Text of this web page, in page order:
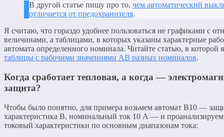
В другой статье пишу про то, чем автоматический
отличается от предохранителя.
Я считаю, что гораздо удобнее пользоваться не графиками с
величинами, а таблицами, в которых указаны характерные
автомата определенного номинала. Читайте статью, в которой
таблицы с рабочими значениями АВ разных номиналов.
Когда сработает тепловая, а когда —
защита?
Чтобы было понятно, для примера возьмем автомат В10 —
характеристика В, номинальный ток 10 А — и
токовый характеристики по основным диапазонам тока: